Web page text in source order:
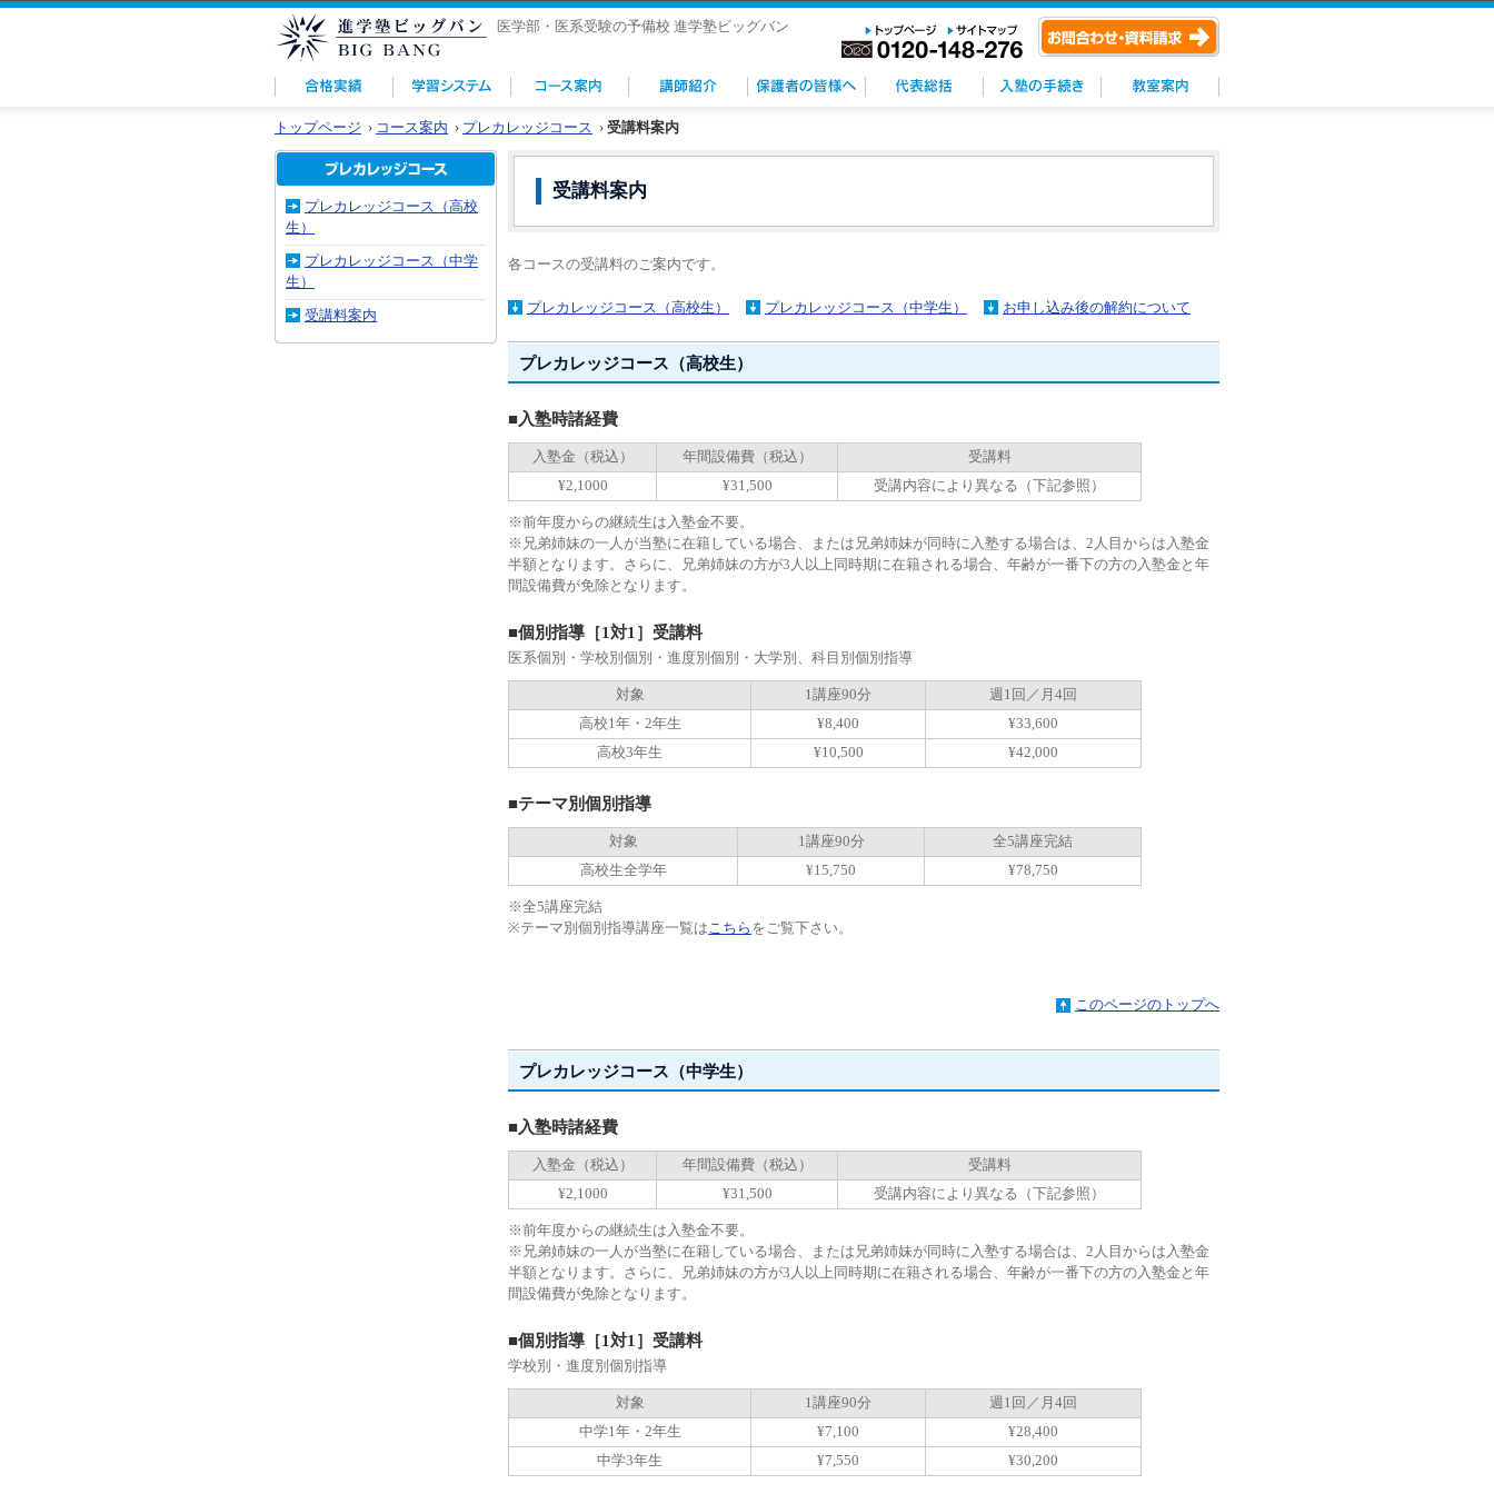
医学部・医系受験の予備校 進学塾ビッグバン
トップページ › コース案内 › プレカレッジコース › 受講料案内
受講料案内
各コースの受講料のご案内です。
プレカレッジコース（高校生） プレカレッジコース（中学生） お申し込み後の解約について
プレカレッジコース（高校生）
■入塾時諸経費
入塾金（税込） 年間設備費（税込）
受講料
¥2,1000
¥31,500 受講内容により異なる（下記参照）
※前年度からの継続生は入塾金不要。
※兄弟姉妹の一人が当塾に在籍している場合、または兄弟姉妹が同時に入塾する場合は、2人目からは入塾金
半額となります。さらに、兄弟姉妹の方が3人以上同時期に在籍される場合、年齢が一番下の方の入塾金と年
間設備費が免除となります。
■個別指導［1対1］受講料
医系個別・学校別個別・進度別個別・大学別、科目別個別指導
対象 1講座90分
週1回／月4回
高校1年・2年生
¥8,400
¥33,600
高校3年生
¥10,500 ¥42,000
■テーマ別個別指導
対象 1講座90分
全5講座完結
高校生全学年
¥15,750 ¥78,750
※全5講座完結
※テーマ別個別指導講座一覧はこちら をご覧下さい。
このページのトップへ
プレカレッジコース（中学生）
■入塾時諸経費
入塾金（税込） 年間設備費（税込）
受講料
¥2,1000
¥31,500 受講内容により異なる（下記参照）
※前年度からの継続生は入塾金不要。
※兄弟姉妹の一人が当塾に在籍している場合、または兄弟姉妹が同時に入塾する場合は、2人目からは入塾金
半額となります。さらに、兄弟姉妹の方が3人以上同時期に在籍される場合、年齢が一番下の方の入塾金と年
間設備費が免除となります。
■個別指導［1対1］受講料
学校別・進度別個別指導
対象 1講座90分
週1回／月4回
中学1年・2年生
¥7,100
¥28,400
中学3年生
¥7,550 ¥30,200
プレカレッジコース（高校
生）
プレカレッジコース（中学
生）
受講料案内